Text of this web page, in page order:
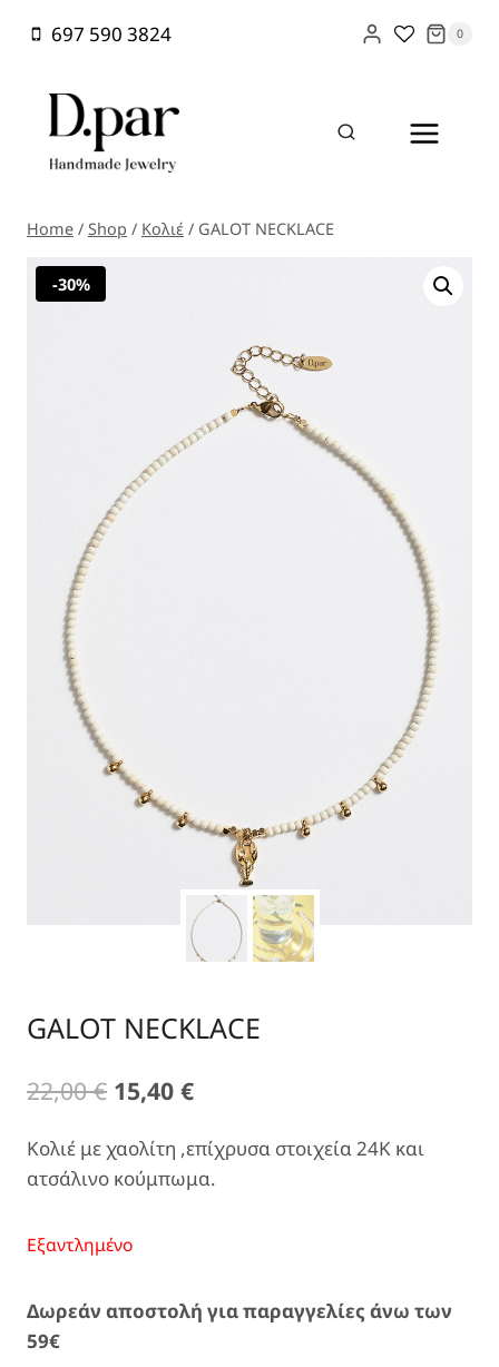
697 590 3824 0
Home / Shop / Κολιέ / GALOT NECKLACE
-30%
GALOT NECKLACE
22,00€ Original
was:
15,40 €Η
τιμή
Κολιέ με χαολίτη ,επίχρυσα στοιχεία 24Κ και
ατσάλινο κούμπωμα.
Εξαντλημένο
Δωρεάν αποστολή για παραγγελίες άνω των
59€